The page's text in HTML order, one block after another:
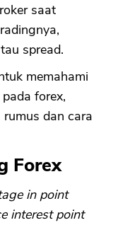
saat
spread.
memahami
forex,
dan cara
Forex
in point
interest point